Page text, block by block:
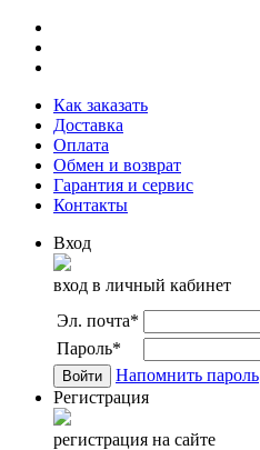
Как заказать
Доставка
Оплата
Обмен и возврат
Гарантия и сервис
Контакты
Вход
вход в личный кабинет
Эл. почта*
Пароль*
Напомнить пароль
Регистрация
регистрация на сайте